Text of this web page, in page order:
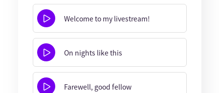
Welcome to my livestream!
On nights like this
Farewell, good fellow